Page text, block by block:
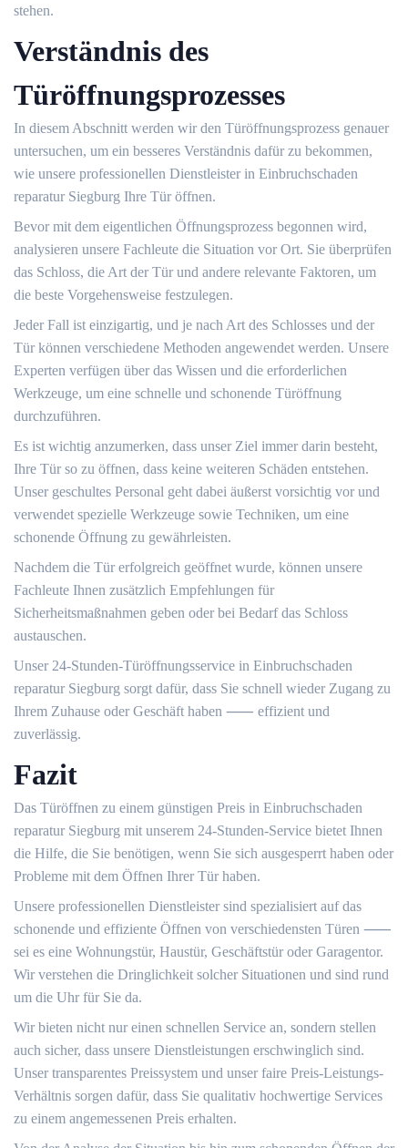
stehen.​
Verständnis des
Türöffnungsprozesses
In diesem Abschnitt werden wir den Türöffnungsprozess genauer
untersuchen, um ein besseres Verständnis dafür zu bekommen,
wie unsere professionellen Dienstleister in Einbruchschaden
reparatur Siegburg Ihre Tür öffnen.​
Bevor mit dem eigentlichen Öffnungsprozess begonnen wird,
analysieren unsere Fachleute die Situation vor Ort.​ Sie überprüfen
das Schloss, die Art der Tür und andere relevante Faktoren, um
die beste Vorgehensweise festzulegen.​
Jeder Fall ist einzigartig, und je nach Art des Schlosses und der
Tür können verschiedene Methoden angewendet werden.​ Unsere
Experten verfügen über das Wissen und die erforderlichen
Werkzeuge, um eine schnelle und schonende Türöffnung
durchzuführen.​
Es ist wichtig anzumerken, dass unser Ziel immer darin besteht,
Ihre Tür so zu öffnen, dass keine weiteren Schäden entstehen.​
Unser geschultes Personal geht dabei äußerst vorsichtig vor und
verwendet spezielle Werkzeuge sowie Techniken, um eine
schonende Öffnung zu gewährleisten.​
Nachdem die Tür erfolgreich geöffnet wurde, können unsere
Fachleute Ihnen zusätzlich Empfehlungen für
Sicherheitsmaßnahmen geben oder bei Bedarf das Schloss
austauschen.​
Unser 24-Stunden-Türöffnungsservice in Einbruchschaden
reparatur Siegburg sorgt dafür, dass Sie schnell wieder Zugang zu
Ihrem Zuhause oder Geschäft haben ⸺ effizient und
zuverlässig.​
Fazit
Das Türöffnen zu einem günstigen Preis in Einbruchschaden
reparatur Siegburg mit unserem 24-Stunden-Service bietet Ihnen
die Hilfe, die Sie benötigen, wenn Sie sich ausgesperrt haben oder
Probleme mit dem Öffnen Ihrer Tür haben.​
Unsere professionellen Dienstleister sind spezialisiert auf das
schonende und effiziente Öffnen von verschiedensten Türen ⸺
sei es eine Wohnungstür, Haustür, Geschäftstür oder Garagentor.
Wir verstehen die Dringlichkeit solcher Situationen und sind rund
um die Uhr für Sie da.
Wir bieten nicht nur einen schnellen Service an, sondern stellen
auch sicher, dass unsere Dienstleistungen erschwinglich sind.​
Unser transparentes Preissystem und unser faire Preis-Leistungs-
Verhältnis sorgen dafür, dass Sie qualitativ hochwertige Services
zu einem angemessenen Preis erhalten.​